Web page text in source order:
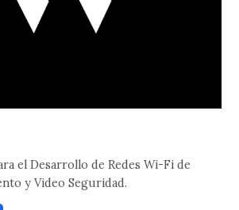
el Desarrollo de Redes Wi-Fi de
y Video Seguridad.